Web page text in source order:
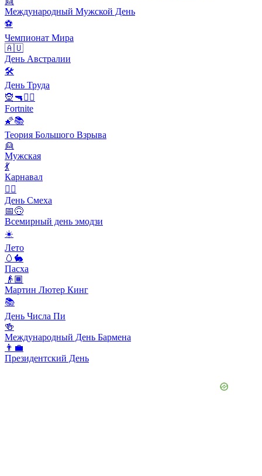
Международный Мужской День
⚽️
Чемпионат Мира
🇦🇺
День Австралии
🛠
День Труда
🧝🔫🦹‍♂️
Fortnite
🌠📚
Теория Большого Взрыва
👱
Мужская
💃
Карнавал
🙆‍♂️
День Смеха
📅🙃
Всемирный день эмодзи
☀️
Лето
🥚🐇
Пасха
👴🏾
Мартин Лютер Кинг
📚
День Числа Пи
🍻
Международный День Бармена
👨‍💼
Президентский День